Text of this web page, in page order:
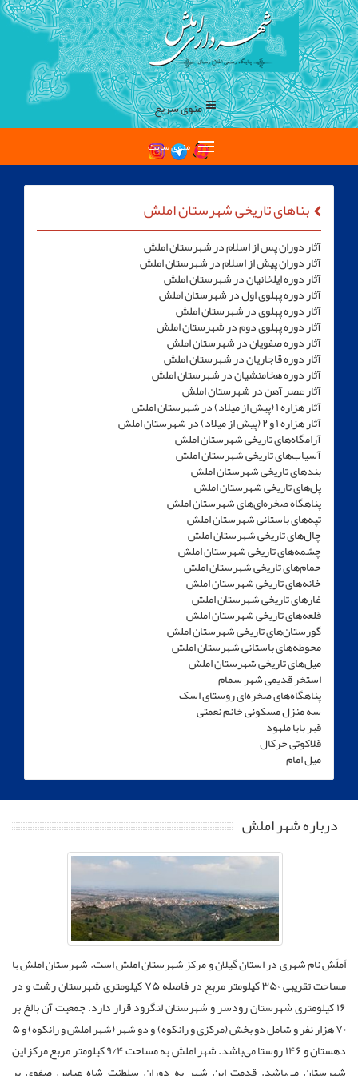
منوی سریع
منوی سایت
بناهای تاریخی شهرستان املش
آثار دوران پس از اسلام در شهرستان املش‏
آثار دوران پیش از اسلام در شهرستان املش‏
آثار دوره ایلخانیان در شهرستان املش‏
آثار دوره پهلوی اول در شهرستان املش‏
آثار دوره پهلوی در شهرستان املش‏
آثار دوره پهلوی دوم در شهرستان املش‏
آثار دوره صفویان در شهرستان املش‏
آثار دوره قاجاریان در شهرستان املش‏
آثار دوره هخامنشیان در شهرستان املش‏
آثار عصر آهن در شهرستان املش‏
آثار هزاره ۱ (پیش از میلاد) در شهرستان املش‏
آثار هزاره ۱ و ۲ (پیش از میلاد) در شهرستان املش‏
آرامگاه‌های تاریخی شهرستان املش‏
آسیاب‌های تاریخی شهرستان املش‏
بندهای تاریخی شهرستان املش‏
پل‌های تاریخی شهرستان املش‏
پناهگاه صخره‌ای‌های شهرستان املش‏
تپه‌های باستانی شهرستان املش‏
چال‌های تاریخی شهرستان املش‏
چشمه‌های تاریخی شهرستان املش‏
حمام‌های تاریخی شهرستان املش‏
خانه‌های تاریخی شهرستان املش‏
غارهای تاریخی شهرستان املش‏
قلعه‌های تاریخی شهرستان املش‏
گورستان‌های تاریخی شهرستان املش‏
محوطه‌های باستانی شهرستان املش‏
میل‌های تاریخی شهرستان املش‏
استخر قدیمی شهر سمام
پناهگاه‌های صخره‌ای روستای اسک
سه منزل مسکونی خانم نعمتی
قبر بابا ملهود
قلاکوتی خرکال
میل امام
درباره شهر املش
اَملَش نام شهری در استان گیلان و مرکز شهرستان املش است. شهرستان املش با
مساحت تقریبی ۳۵۰ کیلومتر مربع در فاصله ۷۵ کیلومتری شهرستان رشت و در
۱۶ کیلومتری شهرستان رودسر و شهرستان لنگرود قرار دارد. جمعیت آن بالغ بر
۷۰ هزار نفر و شامل دو بخش (مرکزی و رانکوه) و دو شهر (شهر املش و رانکوه) و ۵
دهستان و ۱۴۶ روستا می‌باشد. شهر املش به مساحت ۹/۴ کیلومتر مربع مرکز این